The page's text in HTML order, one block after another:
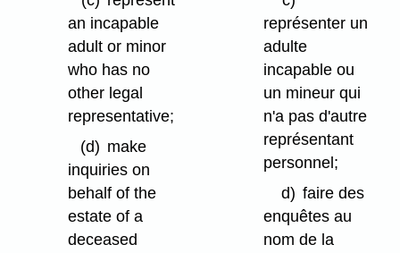
an incapable
adult or minor
who has no
other legal
representative;
(d) make
inquiries on
behalf of the
estate of a
deceased
représenter un
adulte
incapable ou
un mineur qui
n'a pas d'autre
représentant
personnel;
d) faire des
enquêtes au
nom de la